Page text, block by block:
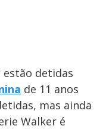
estão detidas
de 11 anos
mas ainda
Walker é